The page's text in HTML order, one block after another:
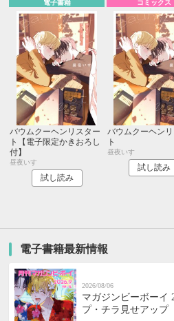
電子書籍
バウムクーヘンリスター
ト【電子限定かきおろし
付】
昼夜いす
試し読み
コミックス
バウムクーヘン
ト
昼夜いす
試し読み
電子書籍最新情報
2026/08/06
マガジンビーボーイ
プ・チラ見せアップ